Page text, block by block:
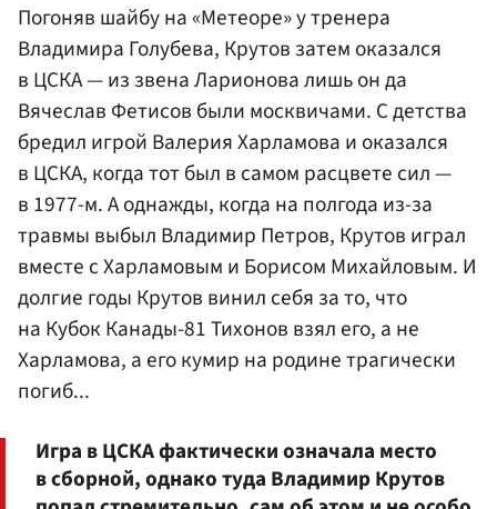
Погоняв шайбу на «Метеоре» у тренера
Владимира Голубева, Крутов затем оказался
в ЦСКА — из звена Ларионова лишь он да
Вячеслав Фетисов были москвичами. С детства
бредил игрой Валерия Харламова и оказался
в ЦСКА, когда тот был в самом расцвете сил —
в 1977-м. А однажды, когда на полгода из-за
травмы выбыл Владимир Петров, Крутов играл
вместе с Харламовым и Борисом Михайловым. И
долгие годы Крутов винил себя за то, что
на Кубок Канады-81 Тихонов взял его, а не
Харламова, а его кумир на родине трагически
погиб...
Игра в ЦСКА фактически означала место
в сборной, однако туда Владимир Крутов